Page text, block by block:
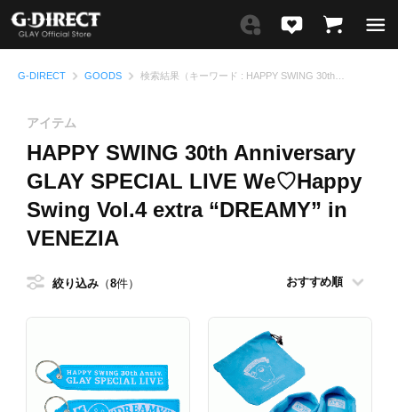
G-DIRECT GOODS
アイテム
HAPPY SWING 30th Anniversary
GLAY SPECIAL LIVE We♡Happy
Swing Vol.4 extra “DREAMY” in
VENEZIA
絞り込み 8